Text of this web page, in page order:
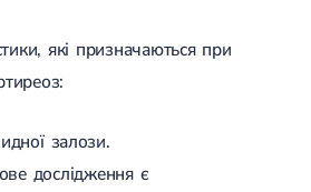
які призначаються при
залози.
дослідження є